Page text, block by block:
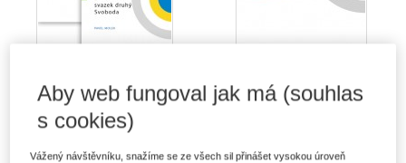
Komplet - Základní lidská práva
Od 1 394 Kč
Základní práva - svazek první
Důstojnost
Aby web fungoval jak má (souhlas
s cookies)
Vážený návštěvníku, snažíme se ze všech sil přinášet vysokou úroveň